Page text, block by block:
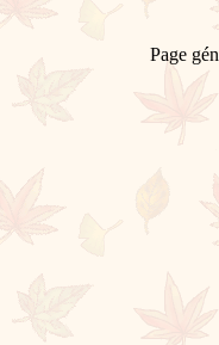
Page